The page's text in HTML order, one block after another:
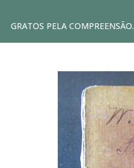
GRATOS PELA COMPREENSÃO.